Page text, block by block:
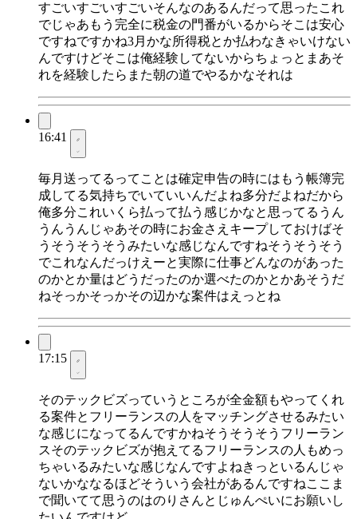
すごいすごいすごいそんなのあるんだって思ったこれ
でじゃあもう完全に税金の門番がいるからそこは安心
ですねですかね3月かな所得税とか払わなきゃいけない
んですけどそこは俺経験してないからちょっとまあそ
れを経験したらまた朝の道でやるかなそれは
16:41
毎月送ってるってことは確定申告の時にはもう帳簿完
成してる気持ちでいていいんだよね多分だよねだから
俺多分これいくら払って払う感じかなと思ってるうん
うんうんじゃあその時にお金さえキープしておけばそ
うそうそうそうみたいな感じなんですねそうそうそう
でこれなんだっけえーと実際に仕事どんなのがあった
のかとか量はどうだったのか選べたのかとかあそうだ
ねそっかそっかその辺かな案件はえっとね
17:15
そのテックビズっていうところが全金額もやってくれ
る案件とフリーランスの人をマッチングさせるみたい
な感じになってるんですかねそうそうそうフリーラン
スそのテックビズが抱えてるフリーランスの人もめっ
ちゃいるみたいな感じなんですよねきっといるんじゃ
ないかななるほどそういう会社があるんですねここま
で聞いてて思うのはのりさんとじゅんぺいにお願いし